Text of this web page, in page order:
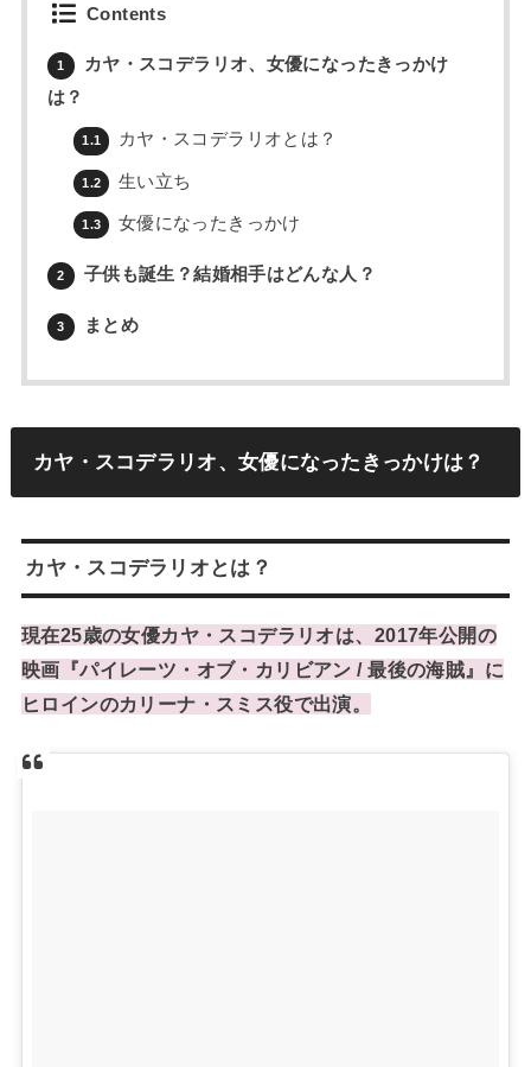
Contents
1
カヤ・スコデラリオ、女優になったきっかけ
は？
1.1 カヤ・スコデラリオとは？
1.2 生い立ち
1.3 女優になったきっかけ
2 子供も誕生？結婚相手はどんな人？
3 まとめ
カヤ・スコデラリオ、女優になったきっかけは？
カヤ・スコデラリオとは？
現在25歳の女優カヤ・スコデラリオは、2017年公開の
映画『パイレーツ・オブ・カリビアン / 最後の海賊』に
ヒロインのカリーナ・スミス役で出演。